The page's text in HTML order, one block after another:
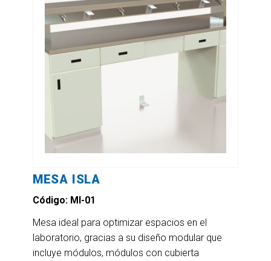
MESA ISLA
Código: MI-01
Mesa ideal para optimizar espacios en el
laboratorio, gracias a su diseño modular que
incluye módulos, módulos con cubierta